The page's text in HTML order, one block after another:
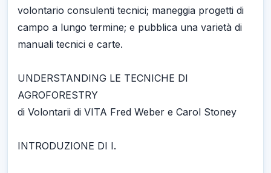
volontario consulenti tecnici; maneggia progetti di
campo a lungo termine; e pubblica una varietà di
manuali tecnici e carte.
UNDERSTANDING LE TECNICHE DI
AGROFORESTRY
di Volontarii di VITA Fred Weber e Carol Stoney
INTRODUZIONE DI I.